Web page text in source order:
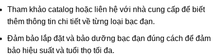
Tham khảo catalog hoặc liên hệ với nhà cung cấp để biết
thêm thông tin chi tiết về từng loại bạc đạn.
Đảm bảo lắp đặt và bảo dưỡng bạc đạn đúng cách để đảm
bảo hiệu suất và tuổi thọ tối đa.